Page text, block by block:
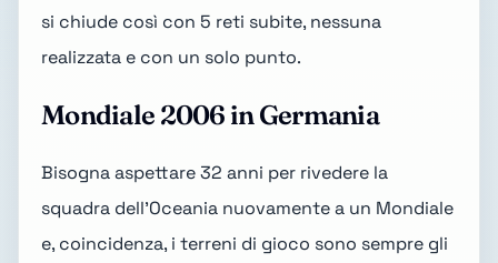
si chiude così con 5 reti subite, nessuna
realizzata e con un solo punto.
Mondiale 2006 in Germania
Bisogna aspettare 32 anni per rivedere la
squadra dell'Oceania nuovamente a un Mondiale
e, coincidenza, i terreni di gioco sono sempre gli